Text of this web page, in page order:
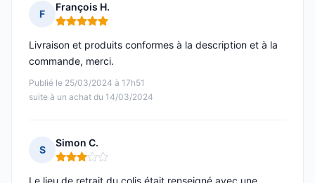
F
François H.
Note : 5 sur 5
Publié le 25/03/2024 à 17h51
suite à un achat du 14/03/2024
Livraison et produits conformes à la description et à la
commande, merci.
S
Simon C.
Note : 3 sur 5